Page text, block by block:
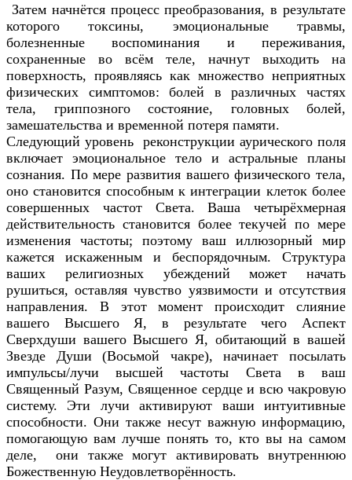
Затем начнётся процесс преобразования, в результате
которого токсины, эмоциональные травмы,
болезненные воспоминания и переживания,
сохраненные во всём теле, начнут выходить на
поверхность, проявляясь как множество неприятных
физических симптомов: болей в различных частях
тела, гриппозного состояние, головных болей,
замешательства и временной потеря памяти.
Следующий уровень реконструкции аурического поля
включает эмоциональное тело и астральные планы
сознания. По мере развития вашего физического тела,
оно становится способным к интеграции клеток более
совершенных частот Света. Ваша четырёхмерная
действительность становится более текучей по мере
изменения частоты; поэтому ваш иллюзорный мир
кажется искаженным и беспорядочным. Структура
ваших религиозных убеждений может начать
рушиться, оставляя чувство уязвимости и отсутствия
направления. В этот момент происходит слияние
вашего Высшего Я, в результате чего Аспект
Сверхдуши вашего Высшего Я, обитающий в вашей
Звезде Души (Восьмой чакре), начинает посылать
импульсы/лучи высшей частоты Света в ваш
Священный Разум, Священное сердце и всю чакровую
систему. Эти лучи активируют ваши интуитивные
способности. Они также несут важную информацию,
помогающую вам лучше понять то, кто вы на самом
деле, они также могут активировать внутреннюю
Божественную Неудовлетворённость.